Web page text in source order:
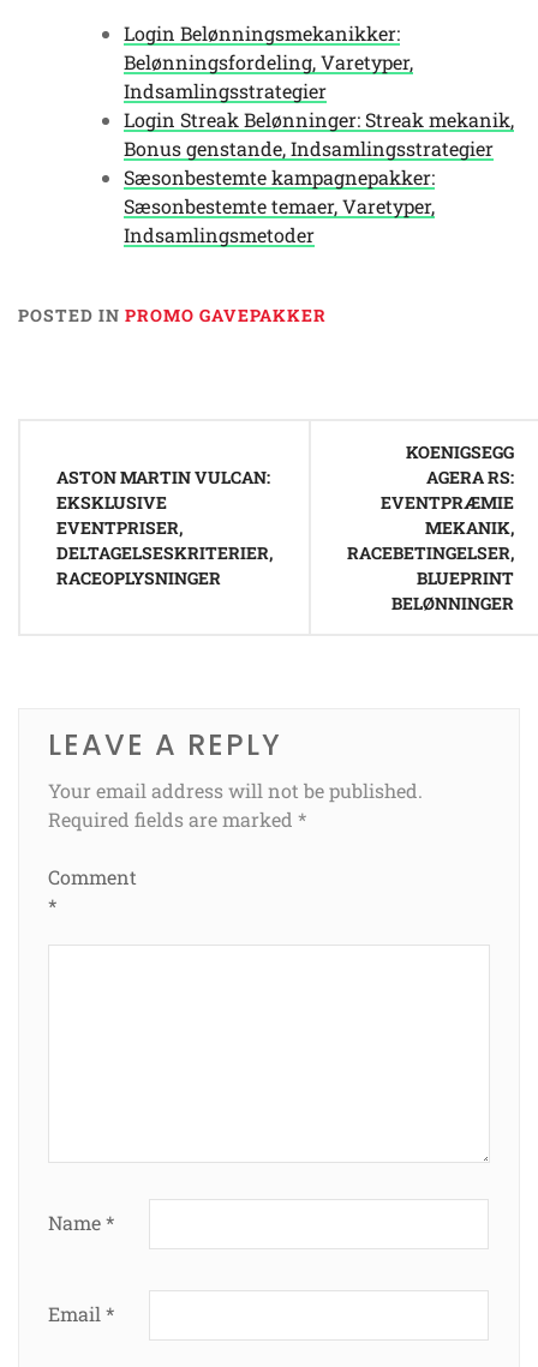
Login Belønningsmekanikker:
Belønningsfordeling, Varetyper,
Indsamlingsstrategier
Login Streak Belønninger: Streak mekanik,
Bonus genstande, Indsamlingsstrategier
Sæsonbestemte kampagnepakker:
Sæsonbestemte temaer, Varetyper,
Indsamlingsmetoder
POSTED IN PROMO GAVEPAKKER
navigation
ASTON MARTIN VULCAN:
EKSKLUSIVE
EVENTPRISER,
DELTAGELSESKRITERIER,
RACEOPLYSNINGER
KOENIGSEGG
AGERA RS:
EVENTPRÆMIE
MEKANIK,
RACEBETINGELSER,
BLUEPRINT
BELØNNINGER
LEAVE A REPLY
Your email address will not be published.
Required fields are marked *
Comment
*
Name*
Email *